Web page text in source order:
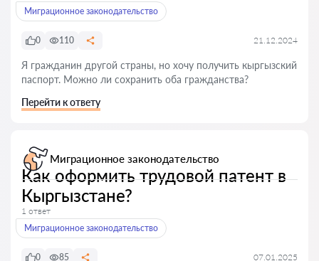
Миграционное законодательство
0 110 21.12.2024
Я гражданин другой страны, но хочу получить кыргызский
паспорт. Можно ли сохранить оба гражданства?
Перейти к ответу
Миграционное законодательство
Как оформить трудовой патент в
Кыргызстане?
1 ответ
Миграционное законодательство
0 85 07.01.2025